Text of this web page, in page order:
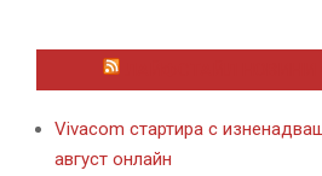
Vivacom стартира с
август онлайн